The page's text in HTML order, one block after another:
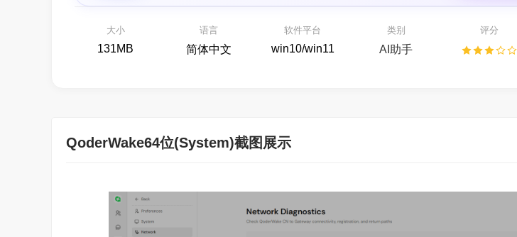
大小
131MB
语言
简体中文
软件平台
win10/win11
类别
AI助手
评分
QoderWake64位(System)截图展示